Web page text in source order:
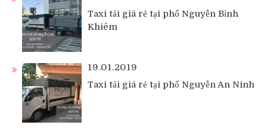
Taxi tải giá rẻ tại phố Nguyễn Bỉnh
Khiêm
19.01.2019
Taxi tải giá rẻ tại phố Nguyễn An Ninh